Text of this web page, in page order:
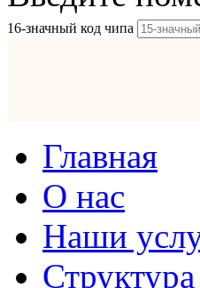
16-значный код чипа
Главная
О нас
Наши
Структура